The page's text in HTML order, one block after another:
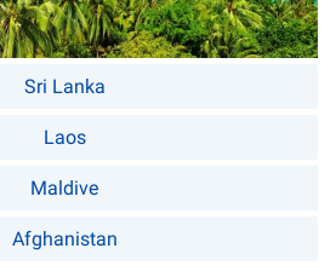
Sri Lanka
Laos
Maldive
Afghanistan